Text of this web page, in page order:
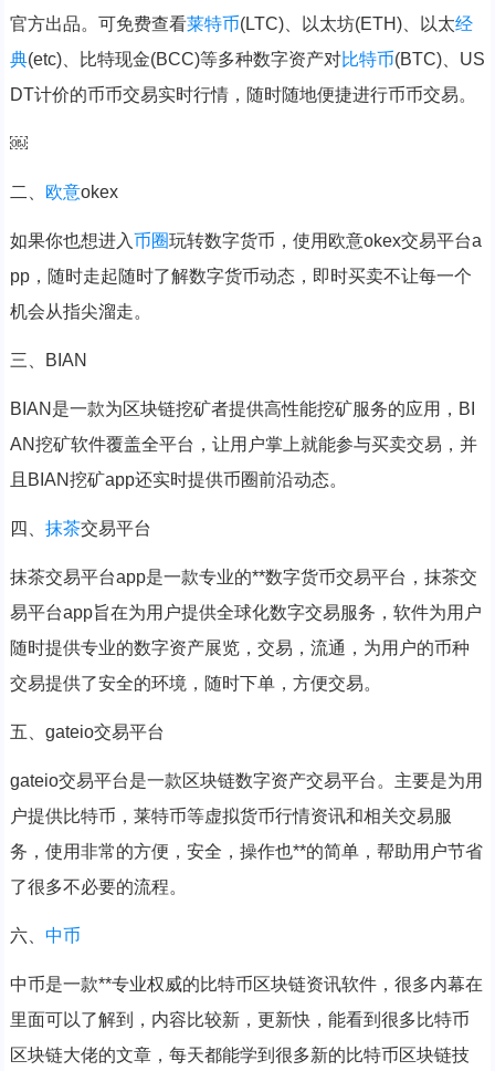
官方出品。可免费查看莱特币(LTC)、以太坊(ETH)、以太经
典(etc)、比特现金(BCC)等多种数字资产对比特币(BTC)、US
DT计价的币币交易实时行情，随时随地便捷进行币币交易。
￼
二、 欧意okex
如果你也想进入币圈玩转数字货币，使用欧意okex交易平台a
pp，随时走起随时了解数字货币动态，即时买卖不让每一个
机会从指尖溜走。
三、BIAN
BIAN是一款为区块链挖矿者提供高性能挖矿服务的应用，BI
AN挖矿软件覆盖全平台，让用户掌上就能参与买卖交易，并
且BIAN挖矿app还实时提供币圈前沿动态。
四、 抹茶交易平台
抹茶交易平台app是一款专业的**数字货币交易平台，抹茶交
易平台app旨在为用户提供全球化数字交易服务，软件为用户
随时提供专业的数字资产展览，交易，流通，为用户的币种
交易提供了安全的环境，随时下单，方便交易。
五、gateio交易平台
gateio交易平台是一款区块链数字资产交易平台。主要是为用
户提供比特币，莱特币等虚拟货币行情资讯和相关交易服
务，使用非常的方便，安全，操作也**的简单，帮助用户节省
了很多不必要的流程。
六、 中币
中币是一款**专业权威的比特币区块链资讯软件，很多内幕在
里面可以了解到，内容比较新，更新快，能看到很多比特币
区块链大佬的文章，每天都能学到很多新的比特币区块链技